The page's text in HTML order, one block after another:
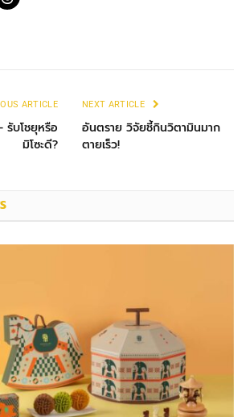
ARTICLE
รับโชยุหรือ
มิโซะดี?
NEXT ARTICLE
อันตราย วิจัยชี้กินวิตามินมาก
ตายเร็ว!